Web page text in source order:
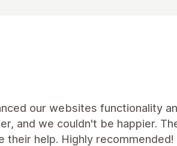
our websites functionality
and we couldn't be happier.
their help. Highly recommended!